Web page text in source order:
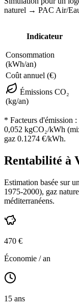
naturel → PAC Air/
Indicateur
Consommation
(kWh/an)
Coût annuel (€)
Émissions CO₂
(kg/an)
* Facteurs d'émission :
0,052 kgCO₂/kWh
gaz 0.1274 €/kWh.
Rentabilité à
Estimation basée sur
1975-2000), gaz
méditerranéens.
470 €
Économie / an
15 ans